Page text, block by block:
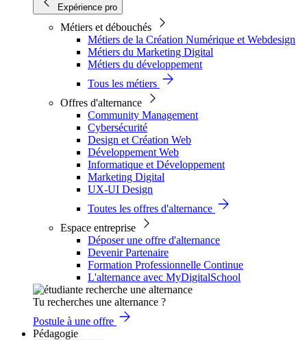
Expérience pro
Métiers et débouchés
Métiers de la Création Numérique et Webdesign
Métiers du Marketing Digital
Métiers du développement
Tous les métiers
Offres d'alternance
Community Management
Cybersécurité
Design et Création Web
Développement Web
Informatique et Développement
Marketing Digital
UX-UI Design
Toutes les offres d'alternance
Espace entreprise
Déposer une offre d'alternance
Devenir Partenaire
Formation Professionnelle Continue
L'alternance avec MyDigitalSchool
Tu recherches une alternance ?
Postule à une offre
Pédagogie